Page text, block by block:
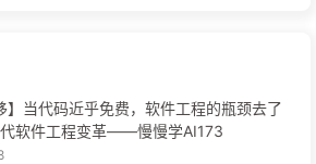
】当代码近乎免费，软件工程的瓶颈去了
软件工程变革——慢慢学AI173